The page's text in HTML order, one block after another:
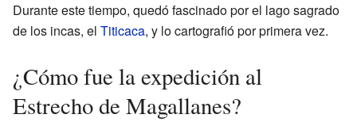
Durante este tiempo, quedó fascinado por el lago sagrado
de los incas, el Titicaca, y lo cartografió por primera vez.
¿Cómo fue la expedición al
Estrecho de Magallanes?